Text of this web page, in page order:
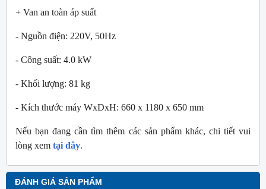
+ Van an toàn áp suất
- Nguồn điện: 220V, 50Hz
- Công suất: 4.0 kW
- Khối lượng: 81 kg
- Kích thước máy WxDxH: 660 x 1180 x 650 mm
Nếu bạn đang cần tìm thêm các sản phẩm khác, chi tiết vui
lòng xem tại đây.
ĐÁNH GIÁ SẢN PHẨM